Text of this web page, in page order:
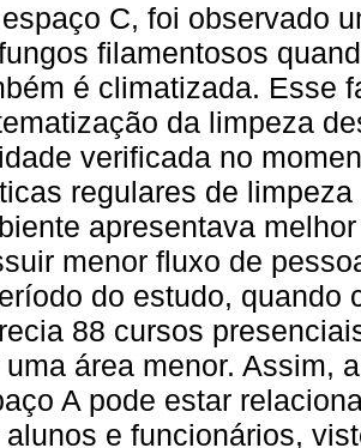
C, foi observado
filamentosos
é climatizada. Esse
da limpeza
verificada no
regulares de
apresentava
menor fluxo de
do estudo, quando
88 cursos
uma área menor. Assim,
A pode estar
alunos e funcionários,